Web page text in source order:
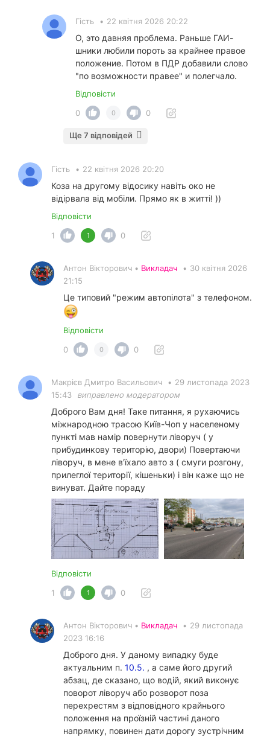
Гість • 22 квітня 2026 20:22
О, это давняя проблема. Раньше ГАИ-
шники любили пороть за крайнее правое
положение. Потом в ПДР добавили слово
"по возможности правее" и полегчало.
Відповісти
0
0 0
Ще 7 відповідей
Гість • 22 квітня 2026 20:20
Коза на другому відосику навіть око не
відірвала від мобіли. Прямо як в житті! ))
Відповісти
1
1 0
Антон Вікторович • Викладач • 30 квітня 2026
21:15
Це типовий "режим автопілота" з телефоном.
Відповісти
0
0 0
Макрієв Дмитро Васильович • 29 листопада 2023
15:43
виправлено модератором
Доброго Вам дня! Таке питання, я рухаючись
міжнародною трасою Київ-Чоп у населеному
пункті мав намір повернути ліворуч ( у
прибудинкову територію, двори) Повертаючи
ліворуч, в мене в'їхало авто з ( смуги розгону,
прилеглої території, кішеньки) і він каже що не
винуват. Дайте пораду
Відповісти
1
1 0
Антон Вікторович • Викладач • 29 листопада
2023 16:16
Доброго дня. У даному випадку буде
актуальним п. 10.5. , а саме його другий
абзац, де сказано, що водій, який виконує
поворот ліворуч або розворот поза
перехрестям з відповідного крайнього
положення на проїзній частині даного
напрямку, повинен дати дорогу зустрічним